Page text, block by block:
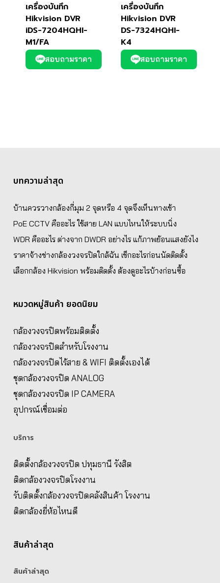
เครื่องบันทึก
Hikvision DVR
iDS-7204HQHI-
M1/FA
สอบถามราคา
เครื่องบันทึก
Hikvision DVR
DS-7324HQHI-
K4
สอบถามราคา
บทความล่าสุด
บ้านควรวางกล้องกี่มุม 2 จุดหรือ 4 จุดจึงเห็นทางเข้า
PoE CCTV คืออะไร ใช้สาย LAN แบบไหนให้ระบบนิ่ง
WDR คืออะไร ต่างจาก DWDR อย่างไร แก้ภาพย้อนแสงยังไง
ราคาจ้างช่างกล้องวงจรปิดใกล้ฉัน เช็กอะไรก่อนนัดติดตั้ง
เลือกกล้อง Hikvision พร้อมติดตั้ง ต้องดูอะไรบ้างก่อนซื้อ
หมวดหมู่สินค้า ยอดนิยม
กล้องวงจรปิดพร้อมติดตั้ง
กล้องวงจรปิดสำหรับโรงงาน
กล้องวงจรปิดไร้สาย & WIFI ติดตั้งเองได้
ชุดกล้องวงจรปิด ANALOG
ชุดกล้องวงจรปิด IP CAMERA
อุปกรณ์เชื่อมต่อ
บริการ
ติดตั้งกล้องวงจรปิด ปทุมธานี รังสิต
ติดกล้องวงจรปิดโรงงาน
รับติดตั้งกล้องวงจรปิดคลังสินค้า โรงงาน
ติดกล้องยี่ห้อไหนดี
สินค้าล่าสุด
สินค้าล่าสุด